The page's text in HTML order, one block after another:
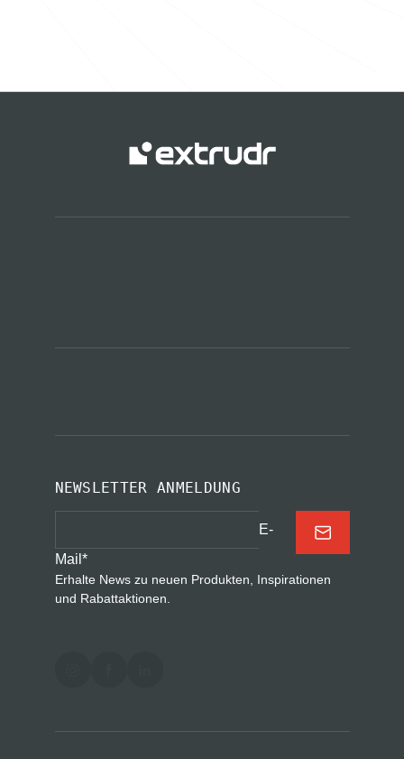
NEWSLETTER ANMELDUNG
E-
Mail *
Erhalte News zu neuen Produkten, Inspirationen
und Rabattaktionen.